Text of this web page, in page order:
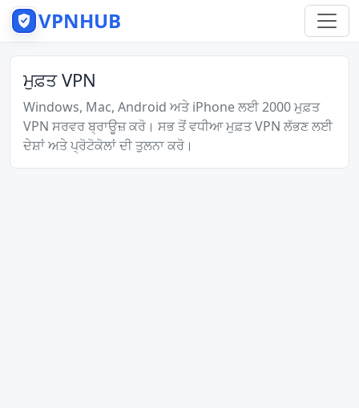
VPNHUB
ਮੁਫ਼ਤ VPN
Windows, Mac, Android ਅਤੇ iPhone ਲਈ 2000 ਮੁਫ਼ਤ
VPN ਸਰਵਰ ਬ੍ਰਾਊਜ਼ ਕਰੋ। ਸਭ ਤੋਂ ਵਧੀਆ ਮੁਫ਼ਤ VPN ਲੱਭਣ ਲਈ
ਦੇਸ਼ਾਂ ਅਤੇ ਪ੍ਰੋਟੋਕੋਲਾਂ ਦੀ ਤੁਲਨਾ ਕਰੋ।